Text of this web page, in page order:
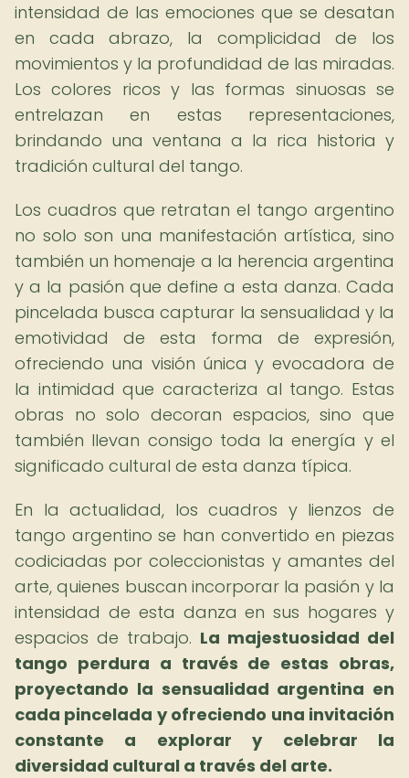
intensidad de las emociones que se desatan
en cada abrazo, la complicidad de los
movimientos y la profundidad de las miradas.
Los colores ricos y las formas sinuosas se
entrelazan en estas representaciones,
brindando una ventana a la rica historia y
tradición cultural del tango.
Los cuadros que retratan el tango argentino
no solo son una manifestación artística, sino
también un homenaje a la herencia argentina
y a la pasión que define a esta danza. Cada
pincelada busca capturar la sensualidad y la
emotividad de esta forma de expresión,
ofreciendo una visión única y evocadora de
la intimidad que caracteriza al tango. Estas
obras no solo decoran espacios, sino que
también llevan consigo toda la energía y el
significado cultural de esta danza típica.
En la actualidad, los cuadros y lienzos de
tango argentino se han convertido en piezas
codiciadas por coleccionistas y amantes del
arte, quienes buscan incorporar la pasión y la
intensidad de esta danza en sus hogares y
espacios de trabajo. La majestuosidad del
tango perdura a través de estas obras,
proyectando la sensualidad argentina en
cada pincelada y ofreciendo una invitación
constante a explorar y celebrar la
diversidad cultural a través del arte.